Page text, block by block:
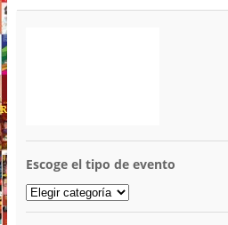
Escoge el tipo de evento